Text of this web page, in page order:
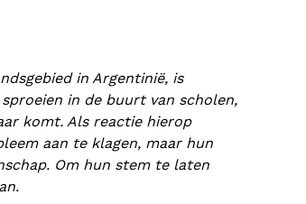
in Argentinië, is
in de buurt van scholen,
komt. Als reactie hierop
aan te klagen, maar hun
Om hun stem te laten